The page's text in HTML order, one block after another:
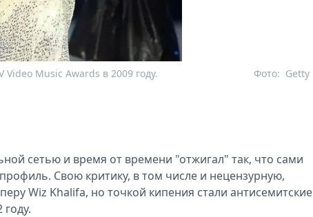
Music Awards в 2009 году. Getty
Фото:
сетью и время от времени "отжигал" так, что сами
Свою критику, в том числе и нецензурную,
Wiz Khalifa, но точкой кипения стали антисемитские